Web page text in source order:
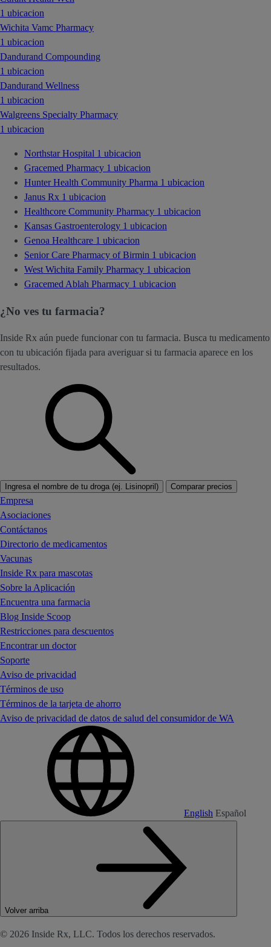
1 ubicacion
Wichita Vamc Pharmacy
1 ubicacion
Dandurand Compounding
1 ubicacion
Dandurand Wellness
1 ubicacion
Walgreens Specialty Pharmacy
1 ubicacion
Northstar Hospital 1 ubicacion
Gracemed Pharmacy 1 ubicacion
Hunter Health Community Pharma 1 ubicacion
Janus Rx 1 ubicacion
Healthcore Community Pharmacy 1 ubicacion
Kansas Gastroenterology 1 ubicacion
Genoa Healthcare 1 ubicacion
Senior Care Pharmacy of Birmin 1 ubicacion
West Wichita Family Pharmacy 1 ubicacion
Gracemed Ablah Pharmacy 1 ubicacion
¿No ves tu farmacia?
Inside Rx aún puede funcionar con tu farmacia. Busca tu medicamento
con tu ubicación fijada para averiguar si tu farmacia aparece en los
resultados.
Ingresa el nombre de tu droga (ej. Lisinopril) Comparar precios
Empresa
Asociaciones
Contáctanos
Directorio de medicamentos
Vacunas
Inside Rx para mascotas
Sobre la Aplicación
Encuentra una farmacia
Blog Inside Scoop
Restricciones para descuentos
Encontrar un doctor
Soporte
Aviso de privacidad
Términos de uso
Términos de la tarjeta de ahorro
Aviso de privacidad de datos de salud del consumidor de WA
English Español
Volver arriba
© 2026 Inside Rx, LLC. Todos los derechos reservados.